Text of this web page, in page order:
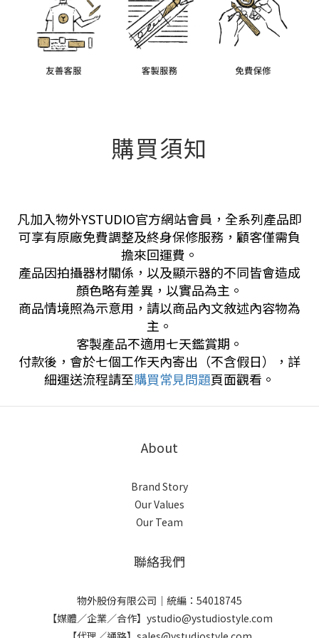
購買須知
凡加入物外YSTUDIO官方網站會員，全系列產品即
可享有原廠免費調整及終身保修服務，顧客僅需負
擔來回運費。
產品因拍攝器材關係，以及顯示器的不同皆會造成
顏色略有差異，以實品為主。
商品情境照為示意用，請以商品內文敘述內容物為
主。
客製產品不適用七天鑑賞期。
付款後，會於七個工作天內寄出（不含假日），詳
細運送流程請至購買常見問題頁面觀看。
About
Brand Story
Our Values
Our Team
聯絡我們
物外股份有限公司｜統編：54018745
【媒體／企業／合作】ystudio@ystudiostyle.com